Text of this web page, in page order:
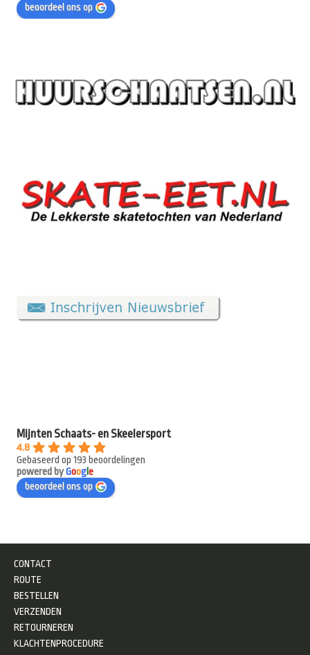
beoordeel ons op
Mijnten Schaats- en Skeelersport
4.8
Gebaseerd op 193 beoordelingen
powered byGooge
beoordeel ons op
CONTACT
ROUTE
BESTELLEN
VERZENDEN
RETOURNEREN
KLACHTENPROCEDURE